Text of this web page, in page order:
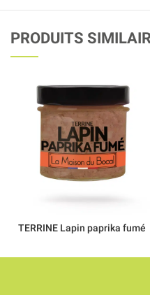
PRODUITS
TERRINE Lapin paprika fumé